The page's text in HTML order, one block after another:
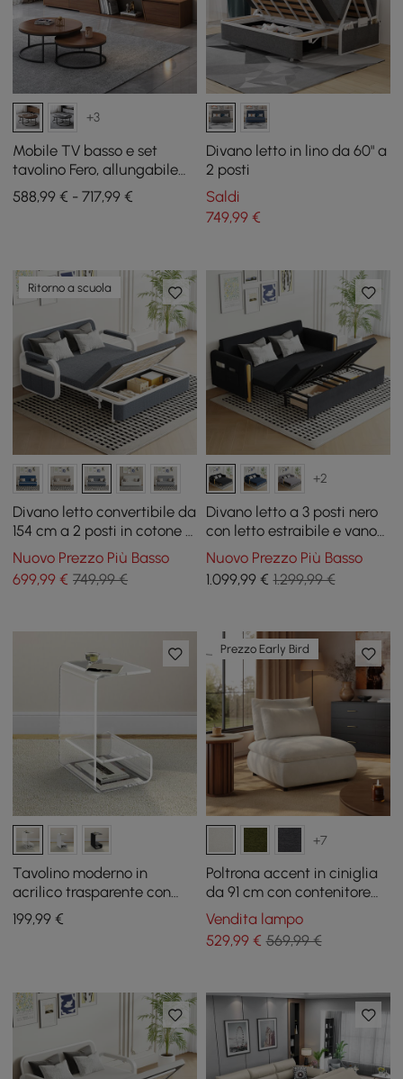
+3
Mobile TV basso e set
tavolino Fero, allungabile
da 180 cm a 240 cm
588,99 € - 717,99 €
Divano letto in lino da 60" a
2 posti
Saldi
749,99€
Ritorno a scuola
Divano letto convertibile da
154 cm a 2 posti in cotone e
lino con contenitore
Nuovo Prezzo Più Basso
699,99 € 749,99 €
+2
Divano letto a 3 posti nero
con letto estraibile e vano
portaoggetti
Nuovo Prezzo Più Basso
1.099,99€ 1.299,99 €
Tavolino moderno in
acrilico trasparente con
tavolino portaoggetti a
forma di C
199,99 €
Prezzo Early Bird
+7
Poltrona accent in ciniglia
da 91 cm con contenitore
nascosto e schienale
rimovibile
Vendita lampo
529,99€ 569,99 €